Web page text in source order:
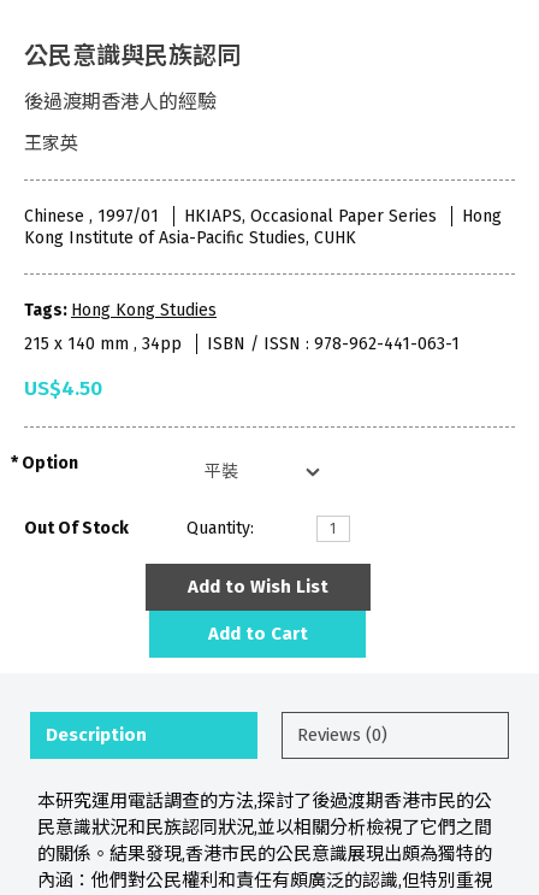
公民意識與民族認同
後過渡期香港人的經驗
王家英
Chinese , 1997/01 HKIAPS, Occasional Paper Series
Hong
Kong Institute of Asia-Pacific Studies, CUHK
Tags: Hong Kong Studies
215 x 140 mm , 34pp
ISBN / ISSN : 978-962-441-063-1
US$4.50
Option
Out Of Stock Quantity:
Add to Wish List
Add to Cart
Description Reviews (0)
本研究運用電話調查的方法,探討了後過渡期香港市民的公
民意識狀況和民族認同狀況,並以相關分析檢視了它們之間
的關係。結果發現,香港市民的公民意識展現出頗為獨特的
內涵：他們對公民權利和責任有頗廣泛的認識,但特別重視